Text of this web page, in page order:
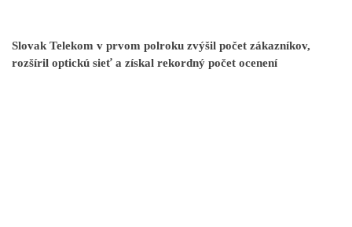
Slovak Telekom v prvom polroku zvýšil počet zákazníkov,
rozšíril optickú sieť a získal rekordný počet ocenení